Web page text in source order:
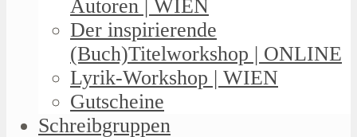
Autoren | WIEN
Der inspirierende
(Buch)Titelworkshop | ONLINE
Lyrik-Workshop | WIEN
Gutscheine
Schreibgruppen